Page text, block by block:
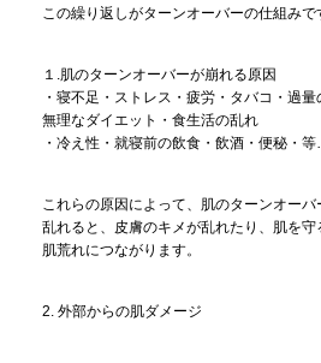
この繰り返しがターンオーバーの仕組みで
１.肌のターンオーバーが崩れる原因
・寝不足・ストレス・疲労・タバコ・過
無理なダイエット・食生活の乱れ
・冷え性・就寝前の飲食・飲酒・便秘・
これらの原因によって、肌のターンオー
乱れると、皮膚のキメが乱れたり、肌を守
肌荒れにつながります。
2. 外部からの肌ダメージ